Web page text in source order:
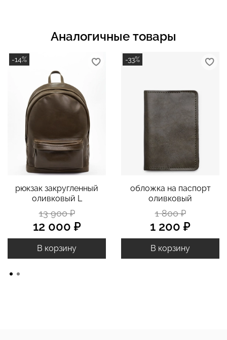
Аналогичные товары
-14%
рюкзак закругленный
оливковый L
13 900 ₽
12 000 ₽
В корзину
-33%
обложка на паспорт
оливковый
1 800 ₽
1 200 ₽
В корзину